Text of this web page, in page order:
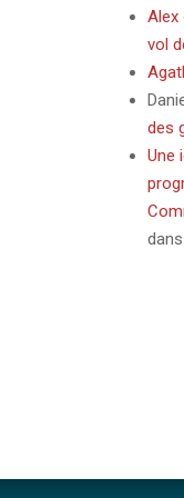
Alex
vol
des
Une
dans